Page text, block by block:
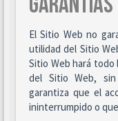
El Sitio Web no
utilidad del Sitio
Sitio Web hará
del Sitio Web,
garantiza que el
ininterrumpido o